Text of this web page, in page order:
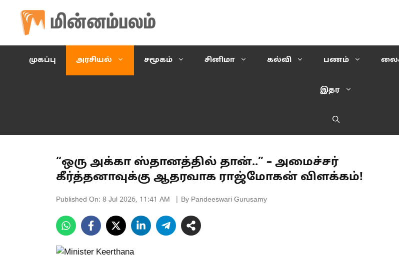
content
முகப்பு அரசியல் சமூகம் சினிமா கல்வி பணம்
இதர
“ஒரு அக்கா ஸ்தானத்தில் தான்..” – அமைச்சர்
கீர்த்தனாவுக்கு ஆதரவாக ராஜ்மோகன் விளக்கம்!
Published On: 8 Jul 2026, 11:41 AM | By Pandeeswari Gurusamy